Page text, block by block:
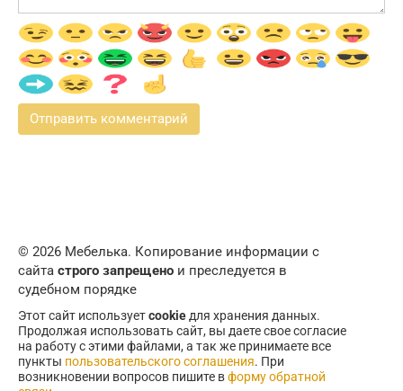
© 2026 Мебелька. Копирование информации с
сайта строго запрещено и преследуется в
судебном порядке
Этот сайт используетcookie для хранения данных.
Продолжая использовать сайт, вы даете свое согласие
на работу с этими файлами, а так же принимаете все
пункты пользовательского соглашения. При
возникновении вопросов пишите вформу обратной